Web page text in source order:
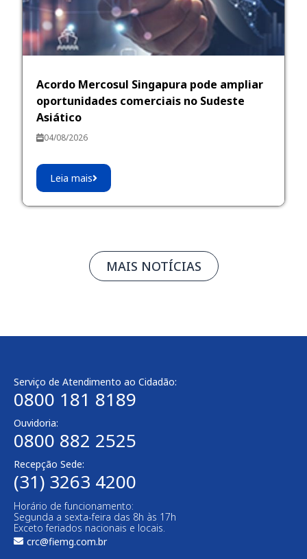
Acordo Mercosul Singapura pode ampliar
oportunidades comerciais no Sudeste
Asiático
04/08/2026
Leia mais
MAIS NOTÍCIAS
Serviço de Atendimento ao Cidadão:
0800 181 8189
Ouvidoria:
0800 882 2525
Recepção Sede:
(31) 3263 4200
Horário de funcionamento:
Segunda a sexta-feira das 8h às 17h
Exceto feriados nacionais e locais.
crc@fiemg.com.br